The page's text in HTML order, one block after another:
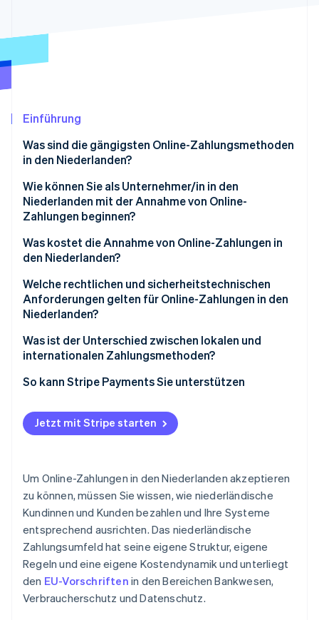
Start-up-Gründung
Climate
Stripe-Sessions 2026
Erfahren Sie, wie Stripe Lösungen für
Jetzt ansehen
Einführung
Was sind die gängigsten Online-Zahlungsmethoden
in den Niederlanden?
iDEAL | Wero
Kredit- und Debitkarten
SEPA-Überweisung
SEPA-Lastschrift
Digital Wallets
Jetzt kaufen, später bezahlen (BNPL)
Wie können Sie als Unternehmer/in in den
Niederlanden mit der Annahme von Online-
Zahlungen beginnen?
Wählen Sie einen Zahlungsdienstleister
Integrieren Sie Zahlungsfunktionen in Ihre Website
oder Plattform
Testen Sie Ihre Zahlungsabläufe
Gehen Sie live und überwachen Sie die Leistung
Was kostet die Annahme von Online-Zahlungen in
den Niederlanden?
Welche rechtlichen und sicherheitstechnischen
Anforderungen gelten für Online-Zahlungen in den
Niederlanden?
Starke Kundenauthentifizierung (SCA)
Verbraucher- und Datenschutzvorschriften
Verpflichtung zur Betrugsprävention
Was ist der Unterschied zwischen lokalen und
internationalen Zahlungsmethoden?
So kann Stripe Payments Sie unterstützen
Jetzt mit Stripe starten
Um Online-Zahlungen in den Niederlanden akzeptieren
zu können, müssen Sie wissen, wie niederländische
Kundinnen und Kunden bezahlen und Ihre Systeme
entsprechend ausrichten. Das niederländische
Zahlungsumfeld hat seine eigene Struktur, eigene
Regeln und eine eigene Kostendynamik und unterliegt
den EU-Vorschriften in den Bereichen Bankwesen,
Verbraucherschutz und Datenschutz.